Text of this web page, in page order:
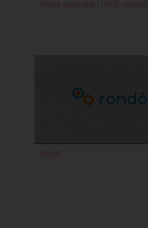
Hősök gyermekei (1952) (részlet)
Rondó